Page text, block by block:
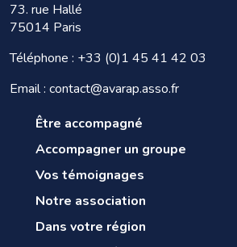
73. rue Hallé
75014 Paris
Téléphone : +33 (0)1 45 41 42 03
Email : contact@avarap.asso.fr
Être accompagné
Accompagner un groupe
Vos témoignages
Notre association
Dans votre région